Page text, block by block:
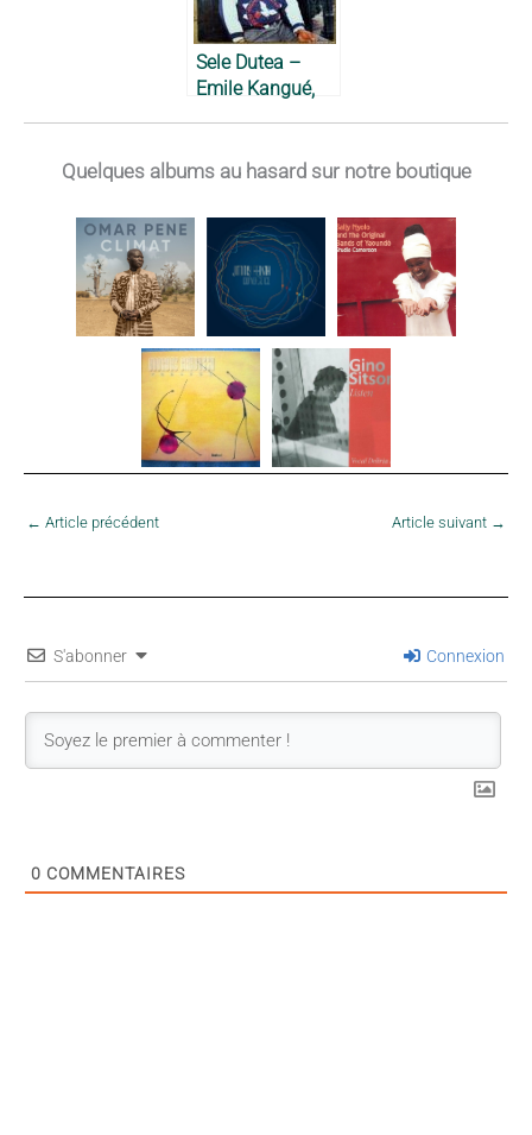
Sele Dutea –
Emile Kangué,
Quelques albums au hasard sur notre boutique
← Article précédent Article suivant →
S'abonner Connexion
0 COMMENTAIRES